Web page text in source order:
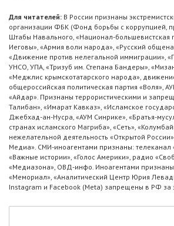
Для читателей: В России признаны
организации ФБК (Фонд борьбы с коррупцией,
Штабы Навального, «Национал-большевистская
Иеговы», «Армия воли народа», «Русский
«Движение против нелегальной иммиграции»,
УНСО, УПА, «Тризуб им. Степана Бандеры»,
«Меджлис крымскотатарского народа»,
общероссийская политическая партия «Воля»,
«Айдар». Признаны террористическими и
Талибан», «Имарат Кавказ», «Исламское
Джебхад-ан-Нусра, «АУМ Синрике», «Братья-
странах исламского Магриба», «Сеть»,
нежелательной деятельность «Открытой
Медиа». СМИ-иноагентами признаны: телеканал
«Важные истории», «Голос Америки», радио
«Медиазона», ОВД-инфо. Иноагентами
«Мемориал», «Аналитический Центр Юрия
Instagram и Facebook (Metа) запрещены в РФ за